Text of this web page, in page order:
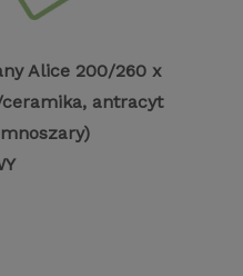
Alice 200/260 x
antracyt